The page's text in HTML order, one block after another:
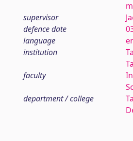
supervisor
defence date
language
institution
faculty
department / college